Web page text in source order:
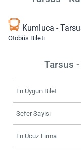
Kumluca -
Otobüs Bileti
Tarsus
En Uygun Bilet
Sefer Sayısı
En Ucuz Firma